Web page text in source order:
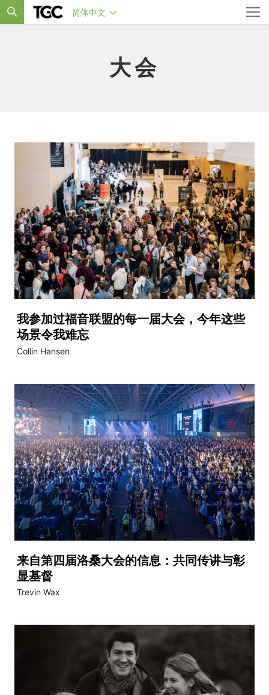
简体中文
大会
我参加过福音联盟的每一届大会，今年这些
场景令我难忘
Collin Hansen
来自第四届洛桑大会的信息：共同传讲与彰
显基督
Trevin Wax